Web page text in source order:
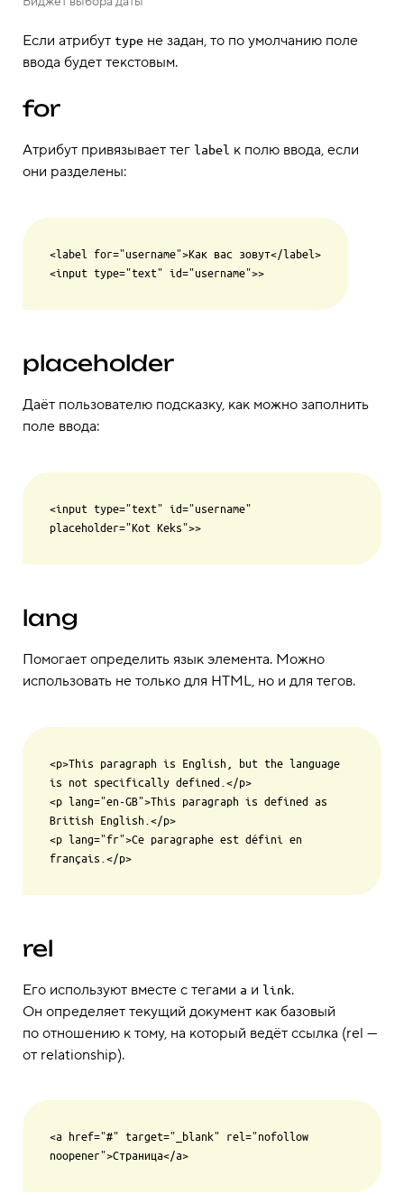
Если атрибут type не задан, то по умолчанию поле
ввода будет текстовым.
for
Атрибут привязывает тег label к полю ввода, если
они разделены:
<label for="username">Как вас зовут</label>
placeholder
Даёт пользователю подсказку, как можно заполнить
поле ввода:
<input type="text" id="username"
lang
Помогает определить язык элемента. Можно
использовать не только для HTML, но и для тегов.
<p>This paragraph is English, but the language
is not specifically defined.</p>
<p lang="en-GB">This paragraph is defined as
British English.</p>
<p lang="fr">Ce paragraphe est défini en
rel
Его используют вместе с тегами a и link.
Он определяет текущий документ как базовый
по отношению к тому, на который ведёт ссылка (rel —
от relationship).
<a href="#" target="_blank" rel="nofollow